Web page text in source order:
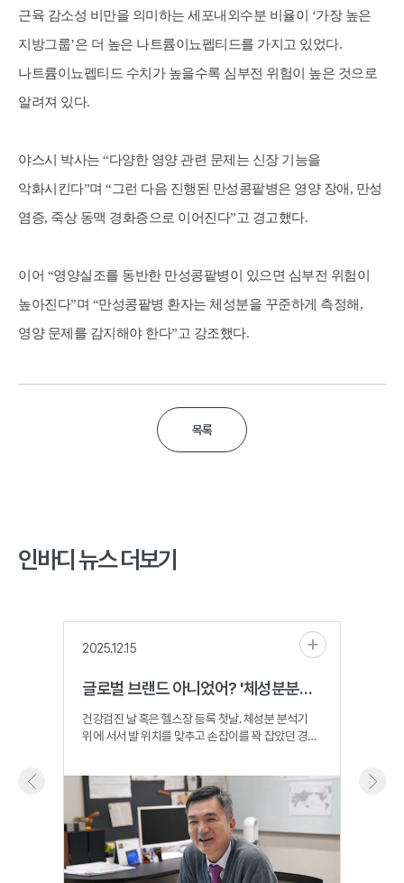
근육 감소성 비만을 의미하는 세포내외수분 비율이 ‘가장 높은
지방그룹’은 더 높은 나트륨이뇨펩티드를 가지고 있었다.
나트륨이뇨펩티드 수치가 높을수록 심부전 위험이 높은 것으로
알려져 있다.
야스시 박사는 “다양한 영양 관련 문제는 신장 기능을
악화시킨다”며 “그런 다음 진행된 만성콩팥병은 영양 장애, 만성
염증, 죽상 동맥 경화증으로 이어진다”고 경고했다.
이어 “영양실조를 동반한 만성콩팥병이 있으면 심부전 위험이
높아진다”며 “만성콩팥병 환자는 체성분을 꾸준하게 측정해,
영양 문제를 감지해야 한다”고 강조했다.
목록
인바디 뉴스 더보기
2025.12.15
글로벌 브랜드 아니었어? '체성분분석 대명사' 한국 회사의 고민 [비크닉]
건강검진 날 혹은 헬스장 등록 첫날. 체성분 분석기
위에 서서 발 위치를 맞추고 손잡이를 꽉 잡았던 경험,